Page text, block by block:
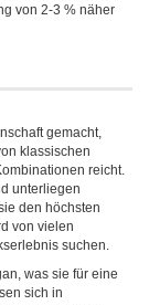
von 2-3 % näher
gemacht,
klassischen
reicht.
unterliegen
den höchsten
von vielen
suchen.
was sie für eine
sich in